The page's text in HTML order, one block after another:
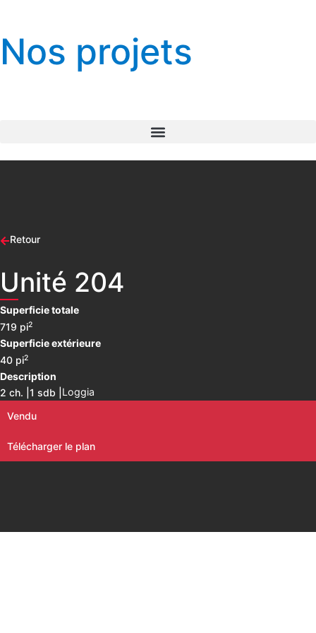
Nos projets
Retour
Unité 204
Superficie totale
719 pi2
Superficie extérieure
40 pi2
Description
2 ch. | 1 sdb | Loggia
Vendu
Télécharger le plan